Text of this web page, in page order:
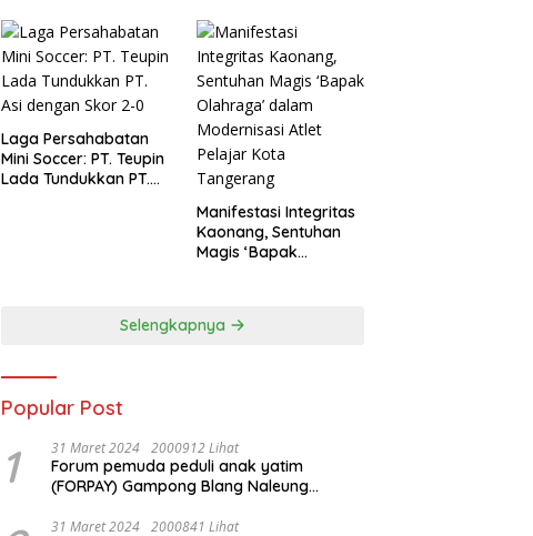
Laga Persahabatan
Mini Soccer: PT. Teupin
Lada Tundukkan PT.
Manifestasi Integritas
Kaonang, Sentuhan
Magis ‘Bapak
Tangerang
Selengkapnya
Popular Post
1 31 Maret 2024 2000912 Lihat
Forum pemuda peduli anak yatim
(FORPAY) Gampong Blang Naleung
Santunan Yatim-Piatu
31 Maret 2024 2000841 Lihat